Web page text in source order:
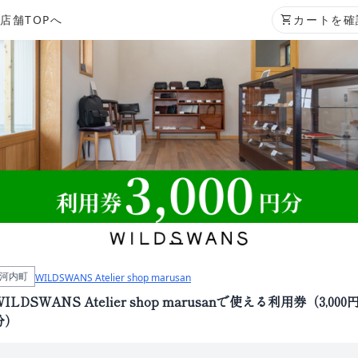
店舗TOPへ shopping_cart カートを
河内町 WILDSWANS Atelier shop marusan
Atelier shop marusanで使える利用券（3,000